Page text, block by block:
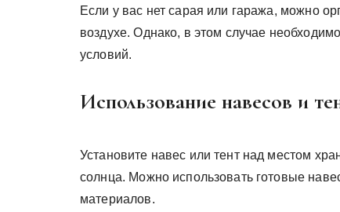
Если у вас нет сарая или гаража, можно
воздухе. Однако, в этом случае
условий.
Использование навесов и
Установите навес или тент над местом
солнца. Можно использовать готовые
материалов.